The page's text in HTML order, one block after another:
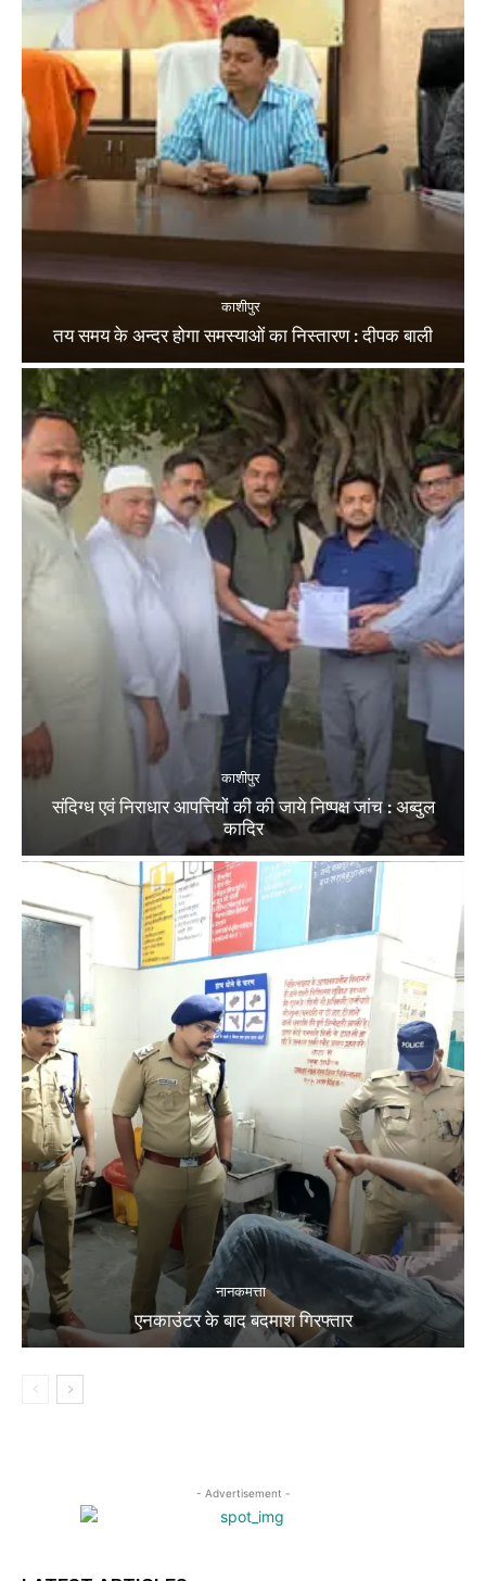
काशीपुर
तय समय के अन्दर होगा समस्याओं का निस्तारण : दीपक बाली
काशीपुर
संदिग्ध एवं निराधार आपत्तियों की की जाये निष्पक्ष जांच : अब्दुल
कादिर
नानकमत्ता
एनकाउंटर के बाद बदमाश गिरफ्तार
- Advertisement -